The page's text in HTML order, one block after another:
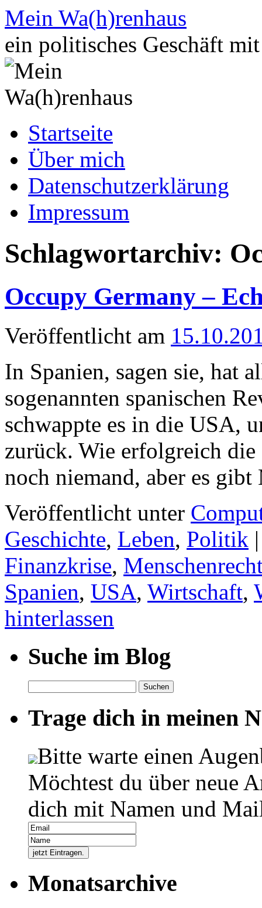
Zum
Inhalt
springen
Mein Wa(h)renhaus
ein politisches Geschäft
Startseite
Über mich
Datenschutzerklärung
Impressum
Schlagwortarchiv:
Occupy Germany –
Veröffentlicht am
In Spanien, sagen sie, hat
sogenannten spanischen
schwappte es in die USA,
zurück. Wie erfolgreich
noch niemand, aber es
Veröffentlicht unter
Geschichte, Leben, Politik |
Finanzkrise,
Spanien, USA, Wirtschaft,
hinterlassen
Suche im Blog
nach:
Trage dich in meinen
Bitte warte einen
Möchtest du über neue
dich mit Namen und
Monatsarchive